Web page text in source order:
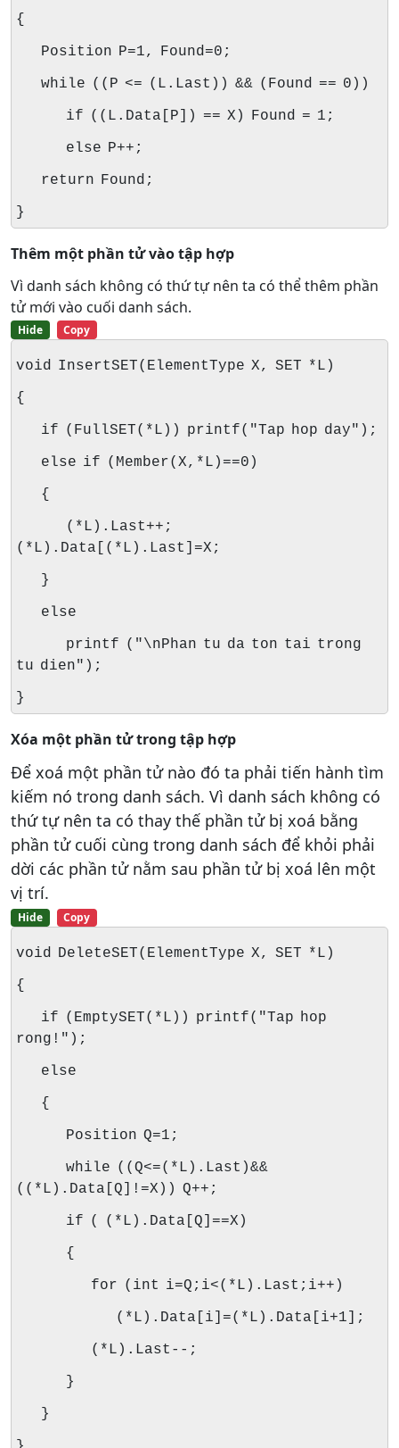
{
Position P=1, Found=0;
while ((P <= (L.Last)) && (Found == 0))
if ((L.Data[P]) == X) Found = 1;
else P++;
return Found;
}
Thêm một phần tử vào tập hợp
Vì danh sách không có thứ tự nên ta có thể thêm phần
tử mới vào cuối danh sách.
Hide Copy
void InsertSET(ElementType X, SET *L)
{
if (FullSET(*L)) printf("Tap hop day");
else if (Member(X,*L)==0)
{
(*L).Last++;
(*L).Data[(*L).Last]=X;
}
else
printf ("\nPhan tu da ton tai trong
tu dien");
}
Xóa một phần tử trong tập hợp
Để xoá một phần tử nào đó ta phải tiến hành tìm
kiếm nó trong danh sách. Vì danh sách không có
thứ tự nên ta có thay thế phần tử bị xoá bằng
phần tử cuối cùng trong danh sách để khỏi phải
dời các phần tử nằm sau phần tử bị xoá lên một
vị trí.
Hide Copy
void DeleteSET(ElementType X, SET *L)
{
if (EmptySET(*L)) printf("Tap hop
rong!");
else
{
Position Q=1;
while ((Q<=(*L).Last)&&
((*L).Data[Q]!=X)) Q++;
if ( (*L).Data[Q]==X)
{
for (int i=Q;i<(*L).Last;i++)
(*L).Data[i]=(*L).Data[i+1];
(*L).Last--;
}
}